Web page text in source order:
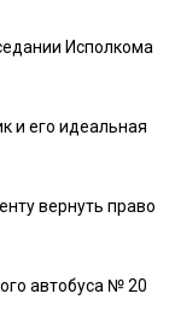
Исполкома
и его идеальная
вернуть право
автобуса № 20